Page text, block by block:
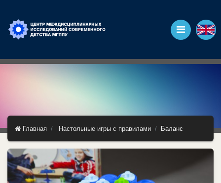
Главная Настольные игры с правилами Баланс